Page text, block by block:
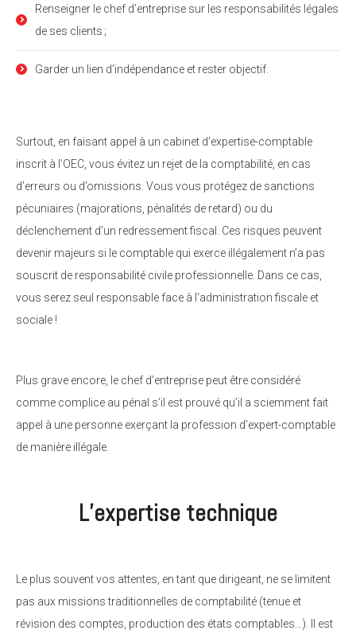
Renseigner le chef d’entreprise sur les responsabilités légales
de ses clients ;
Garder un lien d’indépendance et rester objectif.
Surtout, en faisant appel à un cabinet d’expertise-comptable
inscrit à l’OEC, vous évitez un rejet de la comptabilité, en cas
d’erreurs ou d’omissions. Vous vous protégez de sanctions
pécuniaires (majorations, pénalités de retard) ou du
déclenchement d’un redressement fiscal. Ces risques peuvent
devenir majeurs si le comptable qui exerce illégalement n’a pas
souscrit de responsabilité civile professionnelle. Dans ce cas,
vous serez seul responsable face à l’administration fiscale et
sociale !
Plus grave encore, le chef d’entreprise peut être considéré
comme complice au pénal s’il est prouvé qu’il a sciemment fait
appel à une personne exerçant la profession d’expert-comptable
de manière illégale.
L’expertise technique
Le plus souvent vos attentes, en tant que dirigeant, ne se limitent
pas aux missions traditionnelles de comptabilité (tenue et
révision des comptes, production des états comptables…). Il est